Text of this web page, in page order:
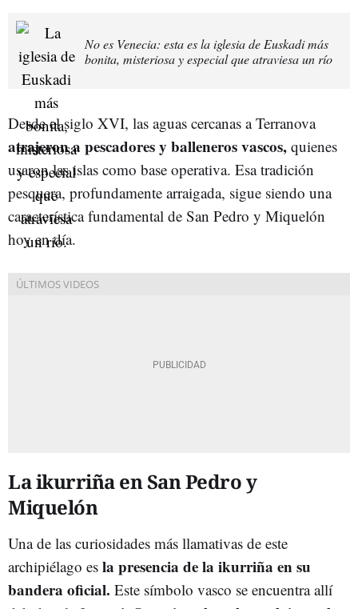
No es Venecia: esta es la iglesia de Euskadi más
bonita, misteriosa y especial que atraviesa un río
Desde el siglo XVI, las aguas cercanas a Terranova
atrajeron a pescadores y balleneros vascos, quienes
usaron las islas como base operativa. Esa tradición
pesquera, profundamente arraigada, sigue siendo una
característica fundamental de San Pedro y Miquelón
hoy en día.
La ikurriña en San Pedro y
Miquelón
Una de las curiosidades más llamativas de este
archipiélago es la presencia de la ikurriña en su
bandera oficial. Este símbolo vasco se encuentra allí